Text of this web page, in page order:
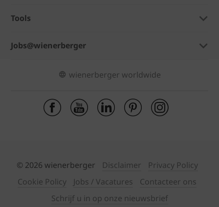
Tools
Jobs@wienerberger
wienerberger worldwide
© 2026 wienerberger Disclaimer
Privacy Policy
Cookie Policy
Jobs / Vacatures
Contacteer ons
Schrijf u in op onze nieuwsbrief